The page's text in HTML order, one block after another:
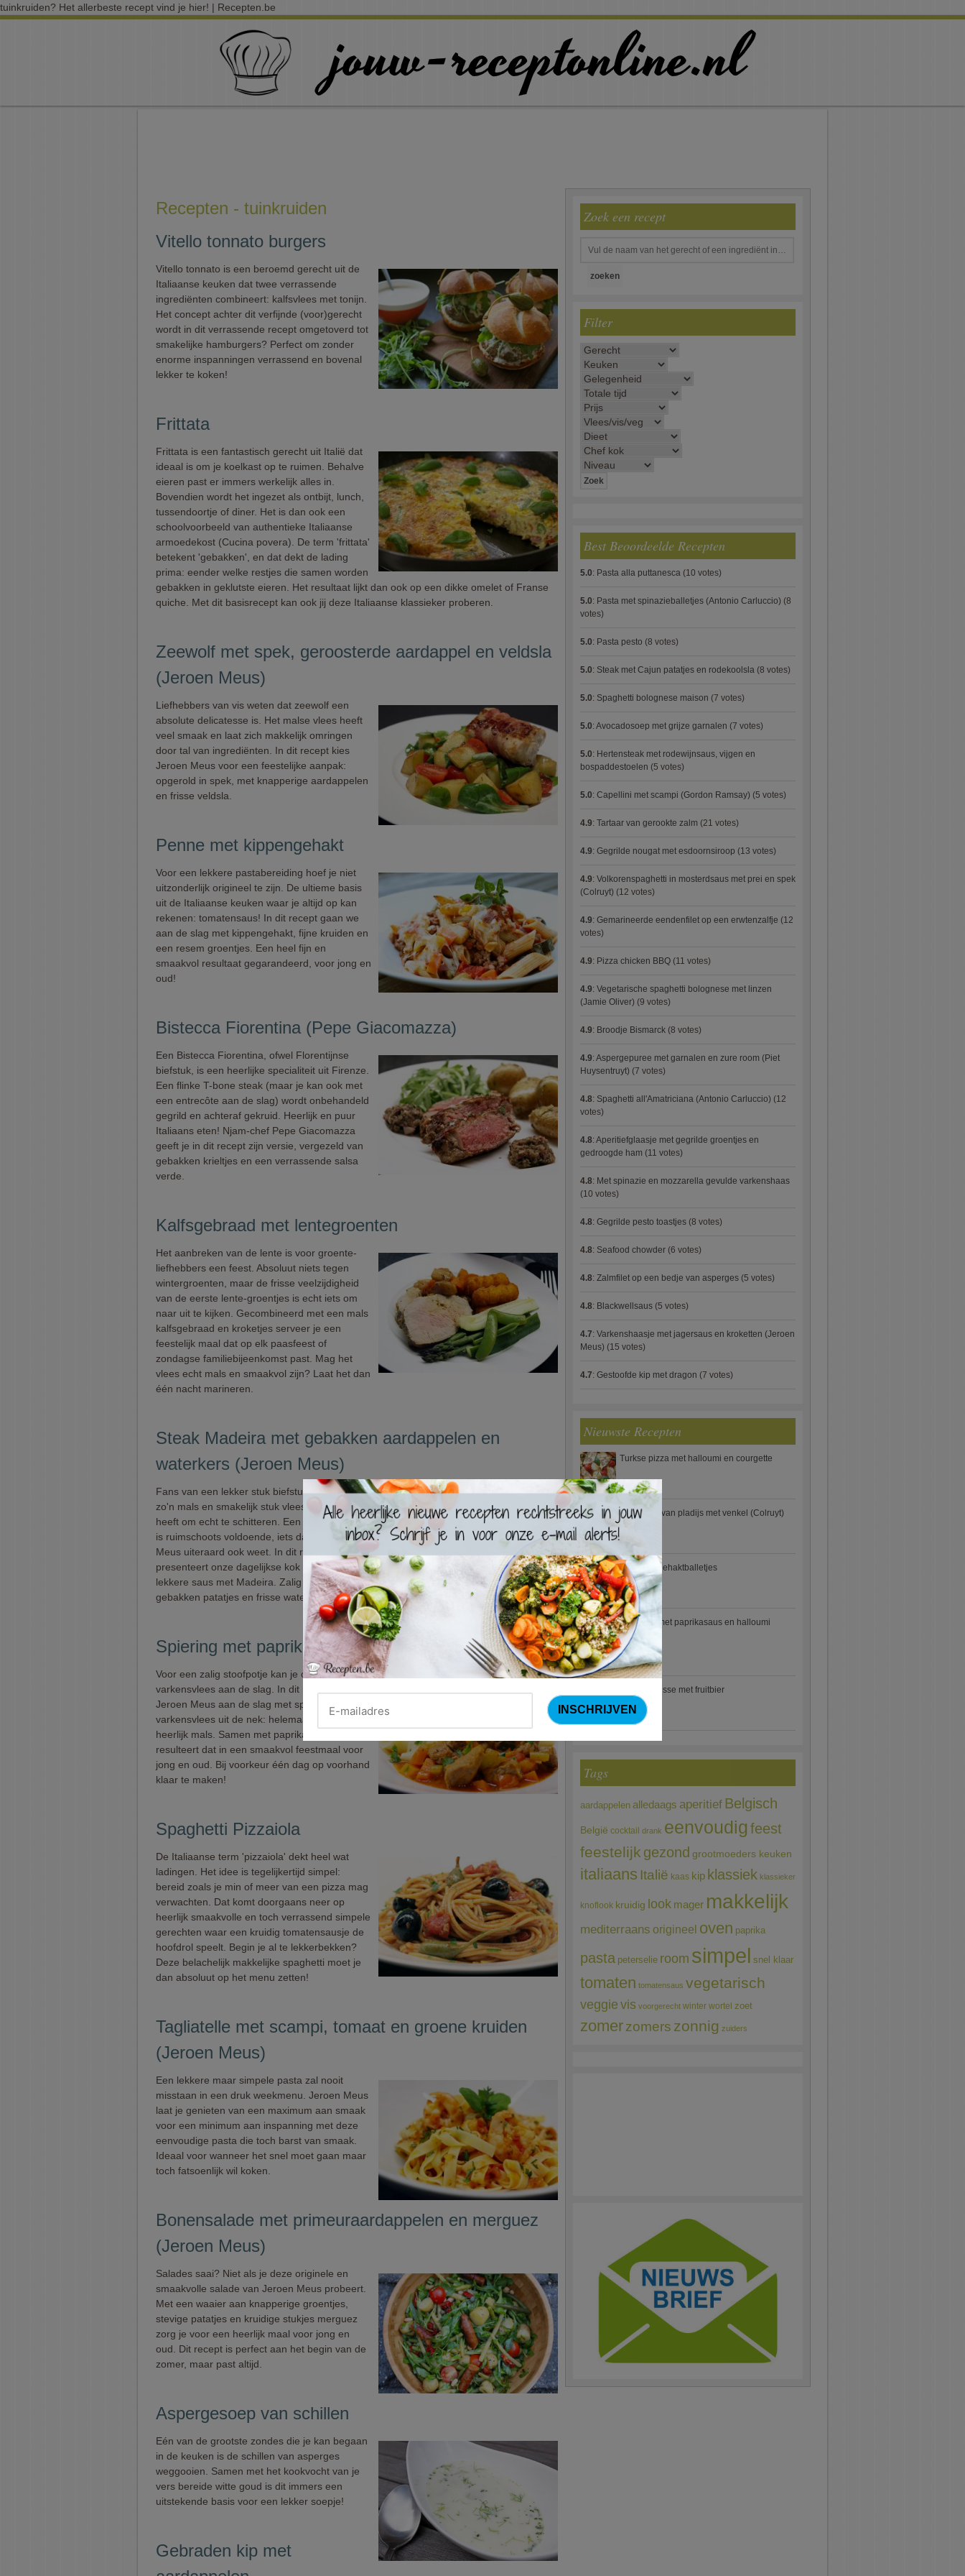
tuinkruiden? Het allerbeste recept vind je hier! | Recepten.be
Recepten - tuinkruiden
Vitello tonnato burgers
Vitello tonnato is een beroemd gerecht uit de
Italiaanse keuken dat twee verrassende
ingrediënten combineert: kalfsvlees met tonijn.
Het concept achter dit verfijnde (voor)gerecht
wordt in dit verrassende recept omgetoverd tot
smakelijke hamburgers? Perfect om zonder
enorme inspanningen verrassend en bovenal
lekker te koken!
Frittata
Frittata is een fantastisch gerecht uit Italië dat
ideaal is om je koelkast op te ruimen. Behalve
eieren past er immers werkelijk alles in.
Bovendien wordt het ingezet als ontbijt, lunch,
tussendoortje of diner. Het is dan ook een
schoolvoorbeeld van authentieke Italiaanse
armoedekost (Cucina povera). De term 'frittata'
betekent 'gebakken', en dat dekt de lading
prima: eender welke restjes die samen worden
gebakken in geklutste eieren. Het resultaat lijkt dan ook op een dikke omelet of Franse
quiche. Met dit basisrecept kan ook jij deze Italiaanse klassieker proberen.
Zeewolf met spek, geroosterde aardappel en veldsla
(Jeroen Meus)
Liefhebbers van vis weten dat zeewolf een
absolute delicatesse is. Het malse vlees heeft
veel smaak en laat zich makkelijk omringen
door tal van ingrediënten. In dit recept kies
Jeroen Meus voor een feestelijke aanpak:
opgerold in spek, met knapperige aardappelen
en frisse veldsla.
Penne met kippengehakt
Voor een lekkere pastabereiding hoef je niet
uitzonderlijk origineel te zijn. De ultieme basis
uit de Italiaanse keuken waar je altijd op kan
rekenen: tomatensaus! In dit recept gaan we
aan de slag met kippengehakt, fijne kruiden en
een resem groentjes. Een heel fijn en
smaakvol resultaat gegarandeerd, voor jong en
oud!
Bistecca Fiorentina (Pepe Giacomazza)
Een Bistecca Fiorentina, ofwel Florentijnse
biefstuk, is een heerlijke specialiteit uit Firenze.
Een flinke T-bone steak (maar je kan ook met
een entrecôte aan de slag) wordt onbehandeld
gegrild en achteraf gekruid. Heerlijk en puur
Italiaans eten! Njam-chef Pepe Giacomazza
geeft je in dit recept zijn versie, vergezeld van
gebakken krieltjes en een verrassende salsa
verde.
Kalfsgebraad met lentegroenten
Het aanbreken van de lente is voor groente-
liefhebbers een feest. Absoluut niets tegen
wintergroenten, maar de frisse veelzijdigheid
van de eerste lente-groentjes is echt iets om
naar uit te kijken. Gecombineerd met een mals
kalfsgebraad en kroketjes serveer je een
feestelijk maal dat op elk paasfeest of
zondagse familiebijeenkomst past. Mag het
vlees echt mals en smaakvol zijn? Laat het dan
één nacht marineren.
Steak Madeira met gebakken aardappelen en
waterkers (Jeroen Meus)
Fans van een lekker stuk biefstuk weten dat
zo'n mals en smakelijk stuk vlees weinig liefde
heeft om echt te schitteren. Een simpel sausje
is ruimschoots voldoende, iets dat Jeroen
Meus uiteraard ook weet. In dit recept
presenteert onze dagelijkse kok een heel
lekkere saus met Madeira. Zalig lekker met
gebakken patatjes en frisse waterkers.
Spiering met paprika en pasta (Jeroen Meus)
Voor een zalig stoofpotje kan je ook met
varkensvlees aan de slag. In dit recept gaat
Jeroen Meus aan de slag met spiering,
varkensvlees uit de nek: helemaal niet duur en
heerlijk mals. Samen met paprika en pasta
resulteert dat in een smaakvol feestmaal voor
jong en oud. Bij voorkeur één dag op voorhand
klaar te maken!
Spaghetti Pizzaiola
De Italiaanse term 'pizzaiola' dekt heel wat
ladingen. Het idee is tegelijkertijd simpel:
bereid zoals je min of meer van een pizza mag
verwachten. Dat komt doorgaans neer op
heerlijk smaakvolle en toch verrassend simpele
gerechten waar een kruidig tomatensausje de
hoofdrol speelt. Begin je al te lekkerbekken?
Deze belachelijk makkelijke spaghetti moet je
dan absoluut op het menu zetten!
Tagliatelle met scampi, tomaat en groene kruiden
(Jeroen Meus)
Een lekkere maar simpele pasta zal nooit
misstaan in een druk weekmenu. Jeroen Meus
laat je genieten van een maximum aan smaak
voor een minimum aan inspanning met deze
eenvoudige pasta die toch barst van smaak.
Ideaal voor wanneer het snel moet gaan maar
toch fatsoenlijk wil koken.
Bonensalade met primeuraardappelen en merguez
(Jeroen Meus)
Salades saai? Niet als je deze originele en
smaakvolle salade van Jeroen Meus probeert.
Met een waaier aan knapperige groentjes,
stevige patatjes en kruidige stukjes merguez
zorg je voor een heerlijk maal voor jong en
oud. Dit recept is perfect aan het begin van de
zomer, maar past altijd.
Aspergesoep van schillen
Eén van de grootste zondes die je kan begaan
in de keuken is de schillen van asperges
weggooien. Samen met het kookvocht van je
vers bereide witte goud is dit immers een
uitstekende basis voor een lekker soepje!
Gebraden kip met
Zoek een recept
Filter
Best Beoordeelde Recepten
5.0: Pasta alla puttanesca (10 votes)
5.0: Pasta met spinazieballetjes (Antonio Carluccio) (8
votes)
5.0: Pasta pesto (8 votes)
5.0: Steak met Cajun patatjes en rodekoolsla (8 votes)
5.0: Spaghetti bolognese maison (7 votes)
5.0: Avocadosoep met grijze garnalen (7 votes)
5.0: Hertensteak met rodewijnsaus, vijgen en
bospaddestoelen (5 votes)
5.0: Capellini met scampi (Gordon Ramsay) (5 votes)
4.9: Tartaar van gerookte zalm (21 votes)
4.9: Gegrilde nougat met esdoornsiroop (13 votes)
4.9: Volkorenspaghetti in mosterdsaus met prei en spek
(Colruyt) (12 votes)
4.9: Gemarineerde eendenfilet op een erwtenzalfje (12
votes)
4.9: Pizza chicken BBQ (11 votes)
4.9: Vegetarische spaghetti bolognese met linzen
(Jamie Oliver) (9 votes)
4.9: Broodje Bismarck (8 votes)
4.9: Aspergepuree met garnalen en zure room (Piet
Huysentruyt) (7 votes)
4.8: Spaghetti all'Amatriciana (Antonio Carluccio) (12
votes)
4.8: Aperitiefglaasje met gegrilde groentjes en
gedroogde ham (11 votes)
4.8: Met spinazie en mozzarella gevulde varkenshaas
(10 votes)
4.8: Gegrilde pesto toastjes (8 votes)
4.8: Seafood chowder (6 votes)
4.8: Zalmfilet op een bedje van asperges (5 votes)
4.8: Blackwellsaus (5 votes)
4.7: Varkenshaasje met jagersaus en kroketten (Jeroen
Meus) (15 votes)
4.7: Gestoofde kip met dragon (7 votes)
Nieuwste Recepten
Turkse pizza met halloumi en courgette
Waterzooi van pladijs met venkel (Colruyt)
Zweedse gehaktballetjes
Courgetti met paprikasaus en halloumi
(Sandra Bekkari)
Chocomousse met fruitbier
Tags
aardappelen alledaags aperitief Belgisch
België cocktail drank eenvoudigfeest
feestelijk gezond grootmoeders keuken
italiaans Italië kaas kip klassiek klassieker
knoflook kruidig look mager makkelijk
mediterraans origineel oven paprika
pasta peterselie room simpel snel klaar
tomaten tomatensaus vegetarisch
veggie vis voorgerecht winter wortel zoet
zomerzomers zonnig zuiders
×